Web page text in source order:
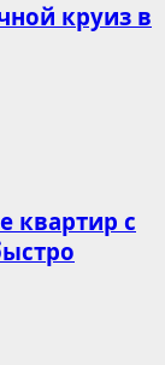
круиз в
квартир с